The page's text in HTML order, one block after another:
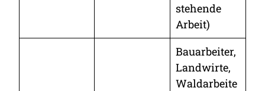
stehende
Arbeit)
Bauarbeiter,
Landwirte,
Waldarbeite